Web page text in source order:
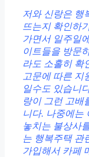
저와 신랑은 행
뜨는지 확인하
가면서 일주일
이트들을 방문
라도 소홀히 확
고문에 따른 지
일수도 있습니
랑이 그런 고배
니다. 나중에는
놓치는 불상사
는 행복주택 관
가입해서 카페